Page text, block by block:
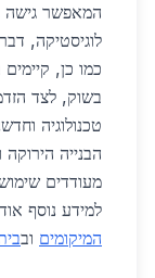
המאפשר גישה
לוגיסטיקה,
כמו כן,
בשוק, לצד
טכנולוגיה
הבנייה
מעודדים
למידע נוסף
המיקומים וב